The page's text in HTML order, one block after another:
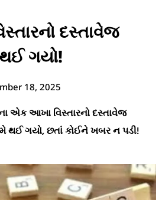
દસ્તાવેજ
થઈ ગયો!
18, 2025
એક આખા વિસ્તારનો દસ્તાવેજ
થઈ ગયો, છતાં કોઈને ખબર ન પડી!